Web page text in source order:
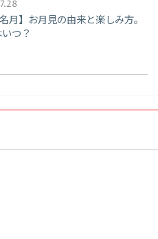
月】お月見の由来と楽しみ方。
つ？